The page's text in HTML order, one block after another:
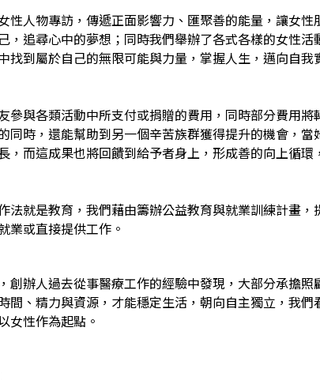
人物專訪，傳遞正面影響力、匯聚善的能量，讓女性
追尋心中的夢想；同時我們舉辦了各式各樣的女性活
到屬於自己的無限可能與力量，掌握人生，邁向自我
參與各類活動中所支付或捐贈的費用，同時部分費用
同時，還能幫助到另一個辛苦族群獲得提升的機會，
而這成果也將回饋到給予者身上，形成善的向上循環
法就是教育，我們藉由籌辦公益教育與就業訓練計畫
業或直接提供工作。
創辦人過去從事醫療工作的經驗中發現，大部分承擔
間、精力與資源，才能穩定生活，朝向自主獨立，我
女性作為起點。